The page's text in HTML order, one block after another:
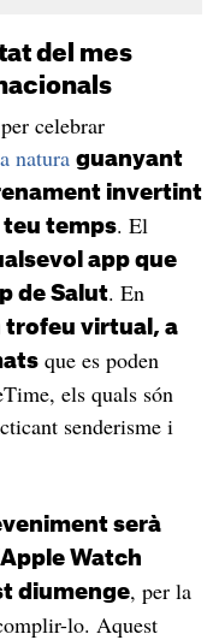
del mes
celebrar
natura guanyant
invertint
teu temps. El
app que
de Salut. En
trofeu virtual, a
que es poden
els quals són
senderisme i
serà
Watch
diumenge, per la
lo. Aquest